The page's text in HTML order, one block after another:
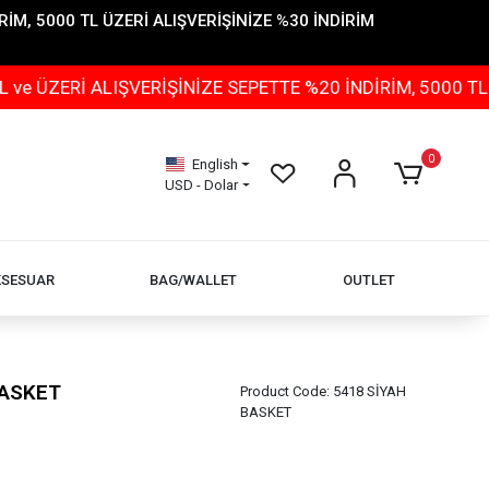
5000 TL ÜZERİ ALIŞVERİŞİNİZE %30 İNDİRİM
SEPETTE %20 İNDİRİM, 5000 TL ÜZERİ
English
USD - Dolar
0
BAG/WALLET OUTLET
Product Code: 5418 SİYAH
BASKET